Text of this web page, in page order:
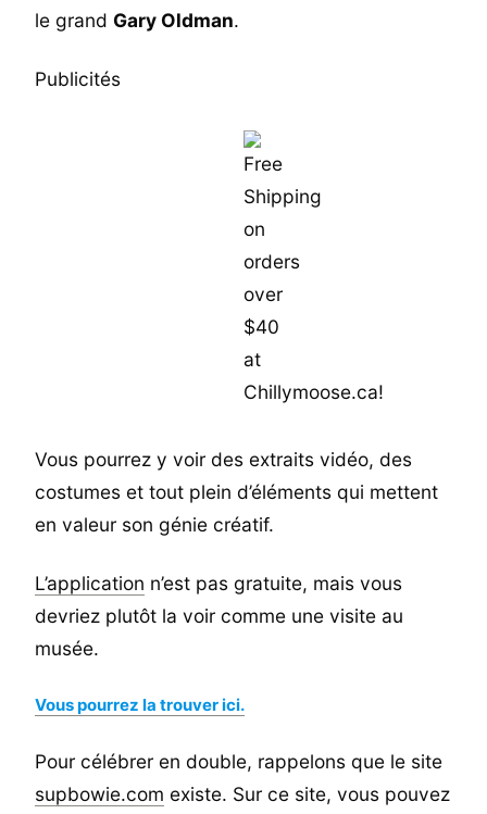
le grand Gary Oldman.
Publicités
Vous pourrez y voir des extraits vidéo, des
costumes et tout plein d’éléments qui mettent
en valeur son génie créatif.
L’application n’est pas gratuite, mais vous
devriez plutôt la voir comme une visite au
musée.
Vous pourrez la trouver ici.
Pour célébrer en double, rappelons que le site
supbowie.com existe. Sur ce site, vous pouvez